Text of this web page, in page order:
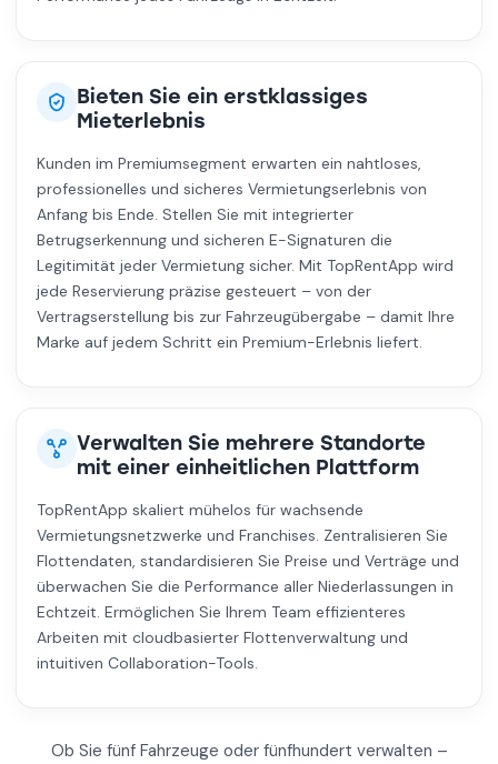
Bieten Sie ein erstklassiges
Mieterlebnis
Kunden im Premiumsegment erwarten ein nahtloses,
professionelles und sicheres Vermietungserlebnis von
Anfang bis Ende. Stellen Sie mit integrierter
Betrugserkennung und sicheren E-Signaturen die
Legitimität jeder Vermietung sicher. Mit TopRentApp wird
jede Reservierung präzise gesteuert – von der
Vertragserstellung bis zur Fahrzeugübergabe – damit Ihre
Marke auf jedem Schritt ein Premium-Erlebnis liefert.
Verwalten Sie mehrere Standorte
mit einer einheitlichen Plattform
TopRentApp skaliert mühelos für wachsende
Vermietungsnetzwerke und Franchises. Zentralisieren Sie
Flottendaten, standardisieren Sie Preise und Verträge und
überwachen Sie die Performance aller Niederlassungen in
Echtzeit. Ermöglichen Sie Ihrem Team effizienteres
Arbeiten mit cloudbasierter Flottenverwaltung und
intuitiven Collaboration-Tools.
Ob Sie fünf Fahrzeuge oder fünfhundert verwalten –